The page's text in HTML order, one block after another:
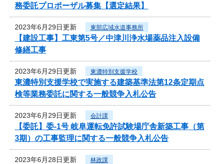
務委託プロポーザル募集【選定結果】
2023年6月29日更新 東部広域水道事務所
【建設工事】工東第5号／中津川浄水場薬品注入設備
修繕工事
2023年6月29日更新 東濃特別支援学校
東濃特別支援学校で実施する建築基準法第12条定期点
検等業務委託に関する一般競争入札公告
2023年6月29日更新 会計課
【委託】委-1号 岐阜運転免許試験場庁舎新築工事（第
3期）の工事監理に関する一般競争入札公告
2023年6月28日更新 林政課